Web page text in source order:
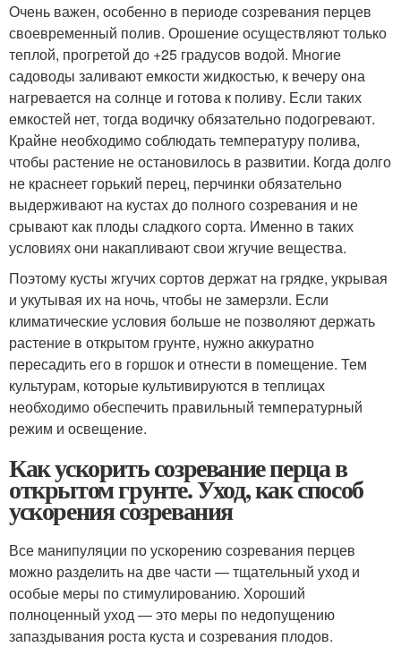
Очень важен, особенно в периоде созревания перцев
своевременный полив. Орошение осуществляют только
теплой, прогретой до +25 градусов водой. Многие
садоводы заливают емкости жидкостью, к вечеру она
нагревается на солнце и готова к поливу. Если таких
емкостей нет, тогда водичку обязательно подогревают.
Крайне необходимо соблюдать температуру полива,
чтобы растение не остановилось в развитии. Когда долго
не краснеет горький перец, перчинки обязательно
выдерживают на кустах до полного созревания и не
срывают как плоды сладкого сорта. Именно в таких
условиях они накапливают свои жгучие вещества.
Поэтому кусты жгучих сортов держат на грядке, укрывая
и укутывая их на ночь, чтобы не замерзли. Если
климатические условия больше не позволяют держать
растение в открытом грунте, нужно аккуратно
пересадить его в горшок и отнести в помещение. Тем
культурам, которые культивируются в теплицах
необходимо обеспечить правильный температурный
режим и освещение.
Как ускорить созревание перца в
открытом грунте. Уход, как способ
ускорения созревания
Все манипуляции по ускорению созревания перцев
можно разделить на две части — тщательный уход и
особые меры по стимулированию. Хороший
полноценный уход — это меры по недопущению
запаздывания роста куста и созревания плодов.